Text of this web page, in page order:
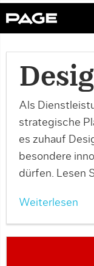
Als
strategische
es zuhauf
besondere
dürfen. Lesen
Weiterlesen